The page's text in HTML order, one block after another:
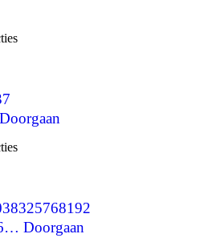
Doorgaan
Doorgaan